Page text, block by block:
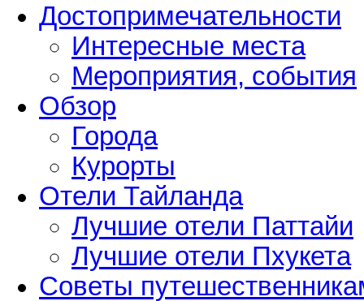
Достопримечательности
Интересные места
Мероприятия, события
Обзор
Города
Курорты
Отели Тайланда
Лучшие отели Паттайи
Лучшие отели Пхукета
Советы